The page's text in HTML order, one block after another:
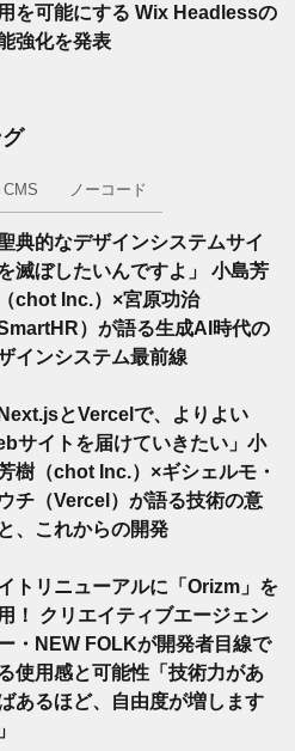
を可能にする Wix Headlessの
強化を発表
CMS ノーコード
聖典的なデザインシステムサイ
滅ぼしたいんですよ」 小島芳
chot Inc.）×宮原功治
SmartHR）が語る生成AI時代の
インシステム最前線
Next.jsとVercelで、よりよい
サイトを届けていきたい」小
樹（chot Inc.）×ギシェルモ・
チ（Vercel）が語る技術の意
、これからの開発
トリニューアルに「Orizm」を
！ クリエイティブエージェン
・NEW FOLKが開発者目線で
使用感と可能性「技術力があ
あるほど、自由度が増します